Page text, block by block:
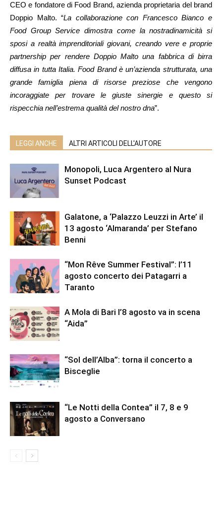
CEO e fondatore di Food Brand, azienda proprietaria del brand
Doppio Malto. “La collaborazione con Francesco Bianco e
Food Group Service dimostra come la nostradinamicità si
sposi a realtà imprenditoriali giovani, creando vere e proprie
partnership per rendere Doppio Malto una fabbrica di birra
diffusa in tutta Italia. Food Brand è un’azienda strutturata, una
grande famiglia piena di risorse preziose che vengono
incoraggiate per trovare le giuste sinergie e questo si
rispecchia nell’estrema qualità del nostro dna”.
LEGGI ANCHE ALTRI ARTICOLI DELL'AUTORE
Monopoli, Luca Argentero al Nura
Sunset Podcast
Galatone, a ‘Palazzo Leuzzi in Arte’ il
13 agosto ‘Almaranda’ per Stefano
Benni
“Mon Rêve Summer Festival”: l’11
agosto concerto dei Patagarri a
Taranto
A Mola di Bari l’8 agosto va in scena
“Aida”
“Sol dell’Alba”: torna il concerto a
Bisceglie
“Le Notti della Contea” il 7, 8 e 9
agosto a Conversano